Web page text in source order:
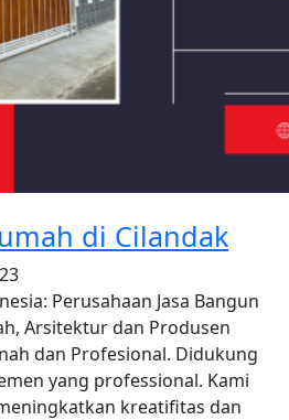
di Cilandak
Perusahaan Jasa Bangun
Arsitektur dan Produsen
dan Profesional. Didukung
yang professional. Kami
kreatifitas dan